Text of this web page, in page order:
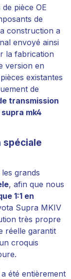
pièce OE
de
construction a
envoyé ainsi
la fabrication
version en
existantes
de
transmission
mk4
grands
, afin que nous
1:1 en
Supra MKIV
très propre
réelle garantit
croquis
été entièrement